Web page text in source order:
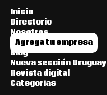
Inicio
Directorio
Nosotros
Agrega tu empresa
Blog
Nueva sección Uruguay
Revista digital
Categorias